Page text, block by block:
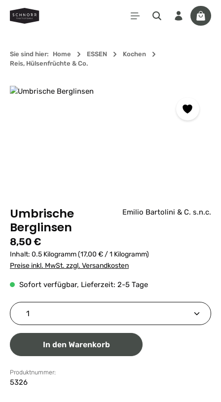
Zum Hauptinhalt springen
Sie sind hier: Home ESSEN
Kochen
Reis, Hülsenfrüchte & Co.
Bildergalerie überspringen
Umbrische
Berglinsen
Emilio Bartolini & C. s.n.c.
Regulärer Preis:
8,50 €
Inhalt: 0.5 Kilogramm(17,00 € / 1 Kilogramm)
Preise inkl. MwSt. zzgl. Versandkosten
Sofort verfügbar, Lieferzeit: 2-5 Tage
Produkt Anzahl: Gib den gewünschten Wert ein
In den Warenkorb
Produktnummer:
5326